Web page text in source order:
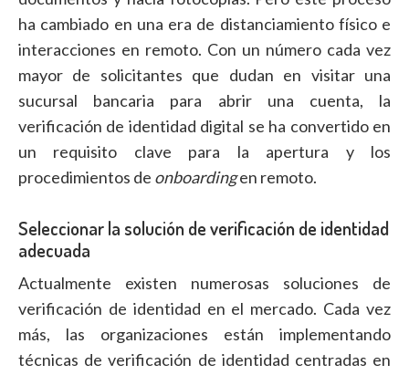
ha cambiado en una era de distanciamiento físico e
interacciones en remoto. Con un número cada vez
mayor de solicitantes que dudan en visitar una
sucursal bancaria para abrir una cuenta, la
verificación de identidad digital se ha convertido en
un requisito clave para la apertura y los
procedimientos de onboardingen remoto.
Seleccionar la solución de verificación de identidad
adecuada
Actualmente existen numerosas soluciones de
verificación de identidad en el mercado. Cada vez
más, las organizaciones están implementando
técnicas de verificación de identidad centradas en